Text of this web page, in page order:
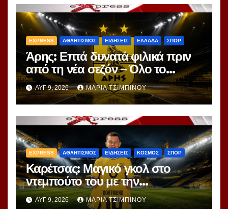
EXPRESS ΑΘΛΗΤΙΣΜΟΣ ΕΙΔΗΣΕΙΣ ΕΛΛΑΔΑ ΣΠΟΡ
Άρης: Επτά δυνατά φιλικά πριν
από τη νέα σεζόν – Όλο το
πρόγραμμα
ΑΥΓ 9, 2026 ΜΑΡΊΑ ΤΣΙΜΠΙΝΟΎ
EXPRESS ΑΘΛΗΤΙΣΜΟΣ ΕΙΔΗΣΕΙΣ ΚΟΣΜΟΣ ΣΠΟΡ
Καρέτσας: Μαγικό γκολ στο
ντεμπούτο του με την
Ντόρτμουντ!
ΑΥΓ 9, 2026 ΜΑΡΊΑ ΤΣΙΜΠΙΝΟΎ